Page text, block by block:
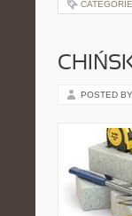
POSTED